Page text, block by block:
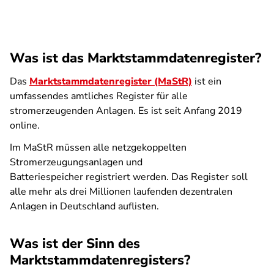
Was ist das Marktstammdatenregister?
Das Marktstammdatenregister (MaStR) ist ein
umfassendes amtliches Register für alle
stromerzeugenden Anlagen. Es ist seit Anfang 2019
online.
Im MaStR müssen alle netzgekoppelten
Stromerzeugungsanlagen und
Batteriespeicher registriert werden. Das Register soll
alle mehr als drei Millionen laufenden dezentralen
Anlagen in Deutschland auflisten.
Was ist der Sinn des
Marktstammdatenregisters?